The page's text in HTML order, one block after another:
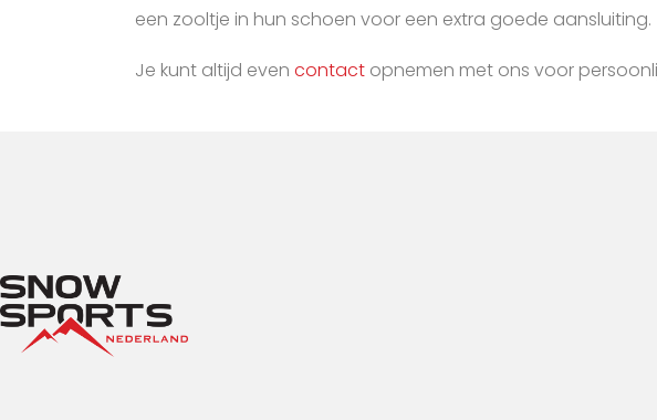
een zooltje in hun schoen voor een extra goede aansluiting.
Je kunt altijd even contact opnemen met ons voor